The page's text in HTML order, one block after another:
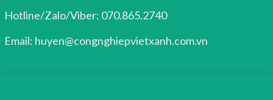
Hotline/Zalo/Viber: 070.865.2740
Email: huyen@congnghiepvietxanh.com.vn